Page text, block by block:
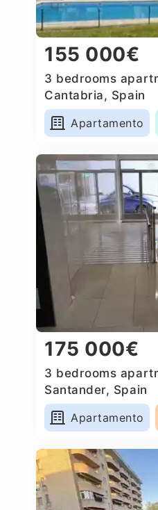
155 000€
3 bedrooms
Cantabria, Spain
Apartamento
175 000€
3 bedrooms
Santander, Spain
Apartamento